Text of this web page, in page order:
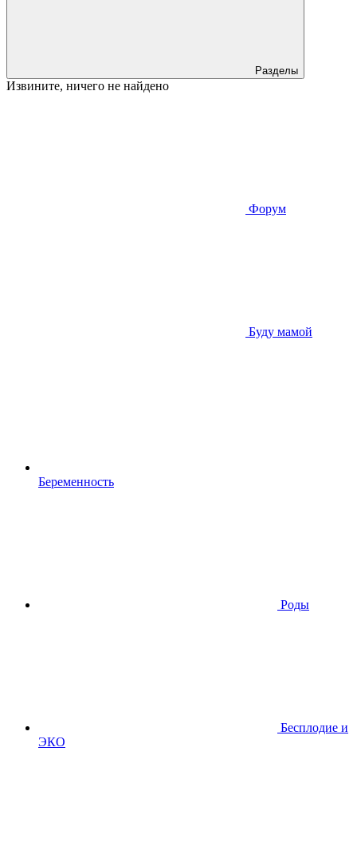
Разделы
Извините, ничего не найдено
Форум
Буду мамой
Беременность
Роды
Бесплодие и
ЭКО